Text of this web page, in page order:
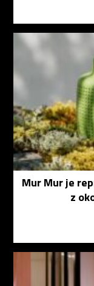
Mur Mur je
z